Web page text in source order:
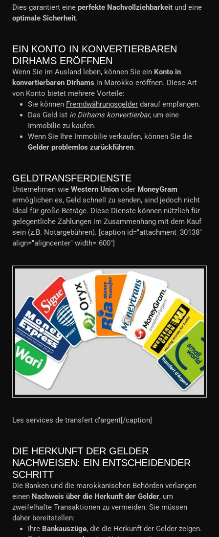
Dies garantiert eine perfekte Nachvollziehbarkeit und eine
optimale Sicherheit.
EIN KONTO IN KONVERTIERBAREN
DIRHAMS ERÖFFNEN
Wenn Sie im Ausland leben, können Sie ein Konto in
konvertierbaren Dirhams in Marokko eröffnen. Diese Art
von Konto bietet mehrere Vorteile:
Sie können Fremdwährungsgelder darauf empfangen.
Das Geld ist in Dirhams konvertierbar, um eine
Immobilie zu kaufen.
Wenn Sie Ihre Immobilie verkaufen, können Sie die
Gelder problemlos zurückführen.
GELDTRANSFERDIENSTE
Unternehmen wie Western Union oder MoneyGram
ermöglichen es, Geld schnell zu senden, sind jedoch nicht
ideal für große Beträge. Diese Dienste können nützlich für
gelegentliche Zahlungen im Zusammenhang mit dem Kauf
sein (z.B. Notargebühren). [caption id="attachment_30138"
align="aligncenter" width="600"]
Les services de transfert d'argent[/caption]
DIE HERKUNFT DER GELDER
NACHWEISEN: EIN ENTSCHEIDENDER
SCHRITT
Die Banken und die marokkanischen Behörden verlangen
einen Nachweis über die Herkunft der Gelder, um
zweifelhafte Transaktionen zu vermeiden. Sie müssen
daher bereitstellen:
Ihre Bankauszüge, die die Herkunft der Gelder zeigen.